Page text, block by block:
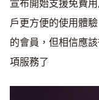
宣布開始支援免費
戶更方便的使用體
的會員，但相信應
項服務了